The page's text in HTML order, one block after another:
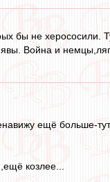
бы не херососили.
Война и
ещё больше-
козлее...